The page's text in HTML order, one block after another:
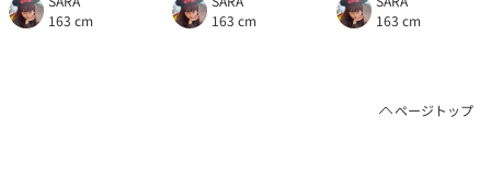
163 cm
163 cm
163 cm
ページトップ